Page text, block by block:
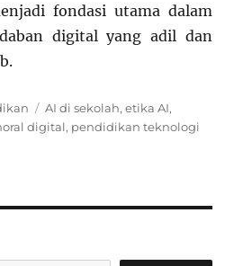
fondasi utama dalam
digital yang adil dan
Tags
AI di sekolah,etika AI,
digital, pendidikan teknologi